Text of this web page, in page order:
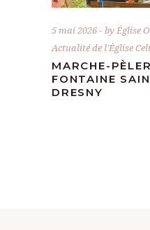
5 mai 2026 byÉglise
Actualité de l'Église
MARCHE-
FONTAINE
DRESNY